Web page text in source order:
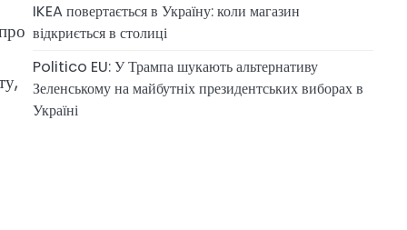
IKEA повертається в Україну: коли магазин
відкриється в столиці
Politico EU: У Трампа шукають альтернативу
Зеленському на майбутніх президентських виборах в
Україні